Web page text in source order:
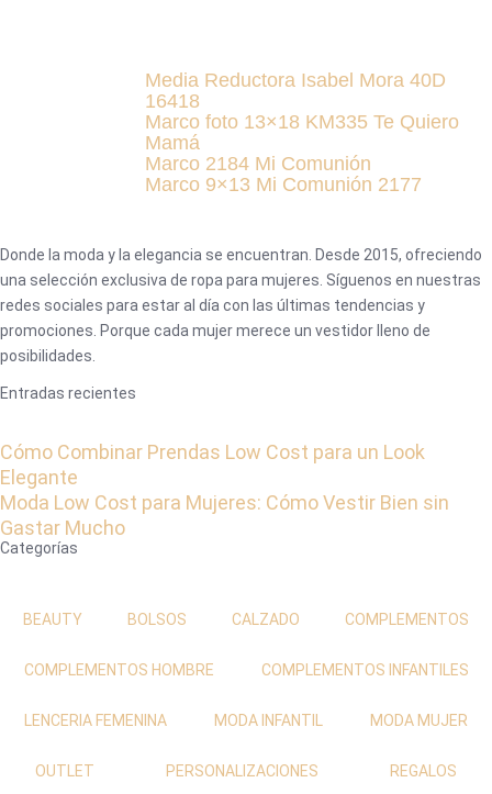
Media Reductora Isabel Mora 40D
16418
Marco foto 13×18 KM335 Te Quiero
Mamá
Marco 2184 Mi Comunión
Marco 9×13 Mi Comunión 2177
Donde la moda y la elegancia se encuentran. Desde 2015, ofreciendo
una selección exclusiva de ropa para mujeres. Síguenos en nuestras
redes sociales para estar al día con las últimas tendencias y
promociones. Porque cada mujer merece un vestidor lleno de
posibilidades.
Entradas recientes
Cómo Combinar Prendas Low Cost para un Look
Elegante
Moda Low Cost para Mujeres: Cómo Vestir Bien sin
Gastar Mucho
Categorías
BEAUTY BOLSOS CALZADO COMPLEMENTOS
COMPLEMENTOS HOMBRE COMPLEMENTOS INFANTILES
LENCERIA FEMENINA MODA INFANTIL MODA MUJER
OUTLET PERSONALIZACIONES REGALOS